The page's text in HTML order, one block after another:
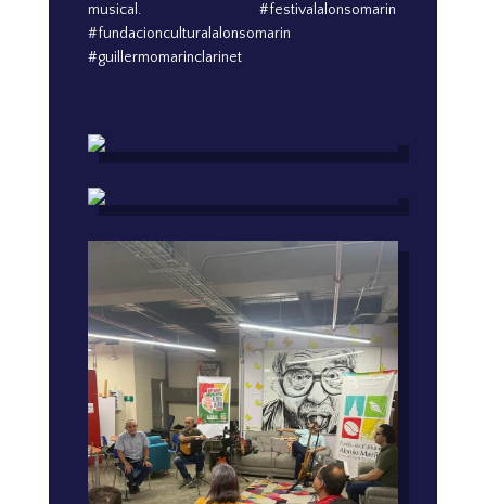
musical. #festivalalonsomarin
#fundacionculturalalonsomarin
#guillermomarinclarinet